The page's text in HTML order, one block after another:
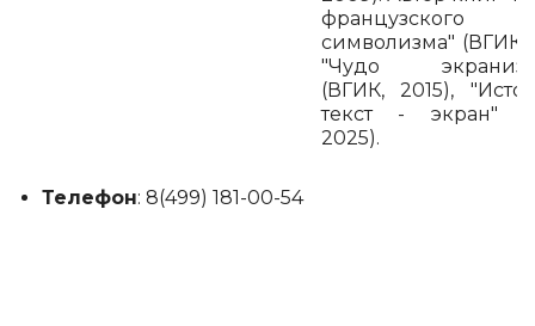
французского
символизма" (ВГИК,
"Чудо
(ВГИК, 2015),
текст - экран"
2025).
Телефон: 8(499) 181-00-54